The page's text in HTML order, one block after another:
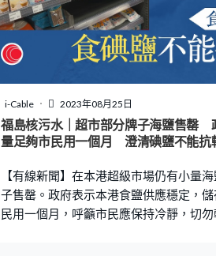
i-Cable 2023年08月25日
福島核污水｜超市部分牌子海鹽售罄
量足夠市民用一個月 澄清碘鹽不能抗
【有線新聞】在本港超級市場仍有小量
子售罄。政府表示本港食鹽供應穩定，
民用一個月，呼籲市民應保持冷靜，切勿